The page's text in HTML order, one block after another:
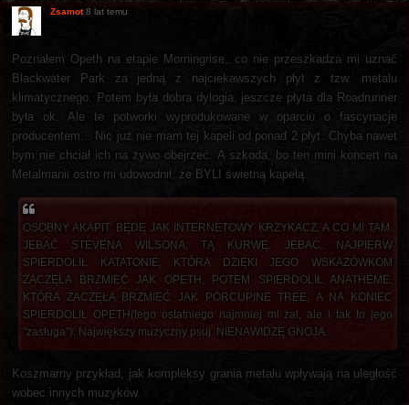
Zsamot 8 lat temu
Poznałem Opeth na etapie Morningrise, co nie przeszkadza mi uznać
Blackwater Park za jedną z najciekawszych płyt z tzw. metalu
klimatycznego. Potem była dobra dylogia, jeszcze płyta dla Roadrunner
była ok. Ale te potworki wyprodukowane w oparciu o fascynacje
producentem... Nic już nie mam tej kapeli od ponad 2 płyt. Chyba nawet
bym nie chciał ich na żywo obejrzeć. A szkoda, bo ten mini koncert na
Metalmanii ostro mi udowodnił, że BYLI świetną kapelą.
OSOBNY AKAPIT: BĘDĘ JAK INTERNETOWY KRZYKACZ, A CO MI TAM.
JEBAĆ STEVENA WILSONA, TĄ KURWĘ. JEBAĆ. NAJPIERW
SPIERDOLIŁ KATATONIE, KTÓRA DZIĘKI JEGO WSKAZÓWKOM
ZACZĘŁA BRZMIEĆ JAK OPETH, POTEM SPIERDOLIŁ ANATHEME,
KTÓRA ZACZĘŁA BRZMIEĆ JAK PORCUPINE TREE, A NA KONIEC
SPIERDOLIŁ OPETH(tego ostatniego najmniej mi żal, ale i tak to jego
"zasługa"). Największy muzyczny psuj. NIENAWIDZĘ GNOJA.
Koszmarny przykład, jak kompleksy grania metalu wpływają na uległość
wobec innych muzyków.